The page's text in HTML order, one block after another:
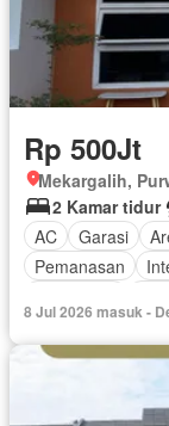
Rp 500Jt
Mekargalih,
2 Kamar tidur
AC
Garasi
Pemanasan
Tanpa perabotan
8 Jul 2026 masuk -